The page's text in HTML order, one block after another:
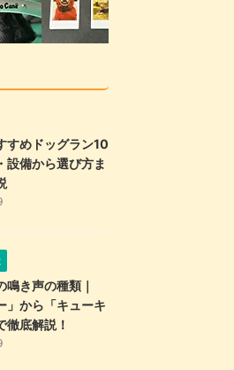
すめドッグラン10
設備から選び方ま
鳴き声の種類｜
」から「キューキ
徹底解説！